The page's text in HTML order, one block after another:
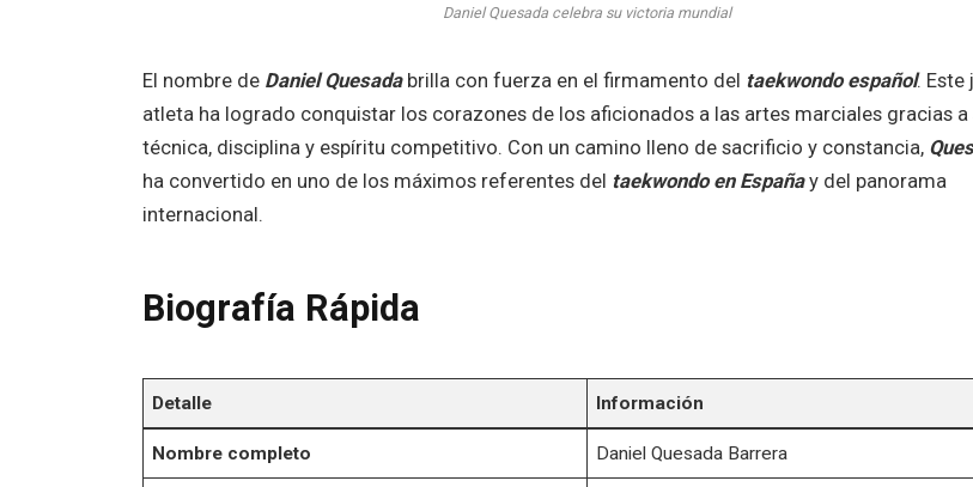
Daniel Quesada celebra su victoria mundial
El nombre de Daniel Quesadabrilla con fuerza en el firmamento del taekwondo español. Este
atleta ha logrado conquistar los corazones de los aficionados a las artes marciales gracias a
técnica, disciplina y espíritu competitivo. Con un camino lleno de sacrificio y constancia,
ha convertido en uno de los máximos referentes del taekwondo en Españay del panorama
internacional.
Biografía Rápida
Detalle Información
Nombre completo Daniel Quesada Barrera